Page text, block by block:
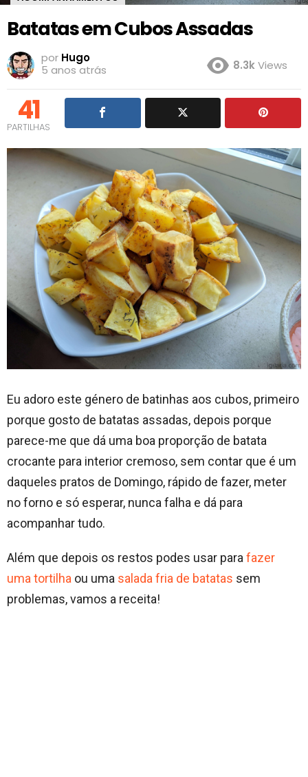
Batatas em Cubos Assadas
por Hugo
5 anos atrás
8.3kViews
41
PARTILHAS
Eu adoro este género de batinhas aos cubos, primeiro
porque gosto de batatas assadas, depois porque
parece-me que dá uma boa proporção de batata
crocante para interior cremoso, sem contar que é um
daqueles pratos de Domingo, rápido de fazer, meter
no forno e só esperar, nunca falha e dá para
acompanhar tudo.
Além que depois os restos podes usar para fazer
uma tortilha ou uma salada fria de batatas sem
problemas, vamos a receita!